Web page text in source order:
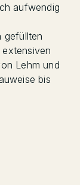
aufwendig
gefüllten
Lehm und
bis